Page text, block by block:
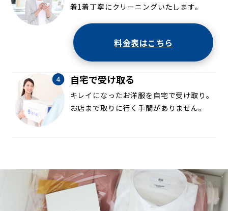
着1着丁寧にクリーニングいたします。
料金表はこちら
自宅で受け取る
キレイになったお洋服を自宅で受け取り。
お店まで取りに行く手間がありません。